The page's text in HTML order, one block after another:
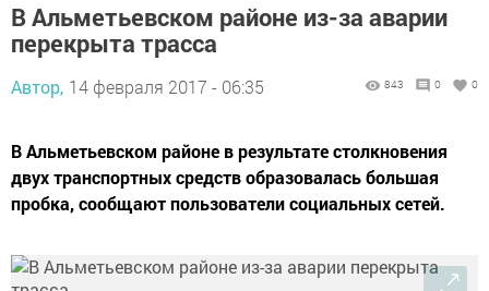
В Альметьевском районе из-за аварии
перекрыта трасса
Автор, 14 февраля 2017 - 06:35 843 0 0
В Альметьевском районе в результате столкновения
двух транспортных средств образовалась большая
пробка, сообщают пользователи социальных сетей.